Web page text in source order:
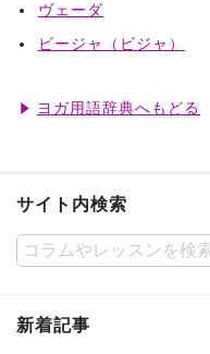
ヴェーダ
ビージャ（ビジャ）
ヨガ用語辞典へもどる
サイト内検索
新着記事